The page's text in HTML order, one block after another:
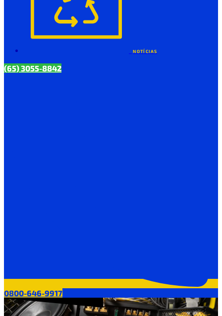
NOTÍCIAS
(65) 3055-8842
0800-646-9917